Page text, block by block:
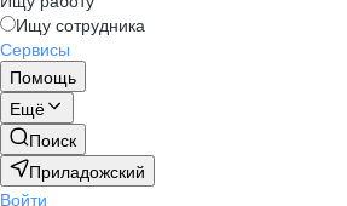
Ищу сотрудника
Сервисы
Помощь
Ещё
Поиск
Приладожский
Войти